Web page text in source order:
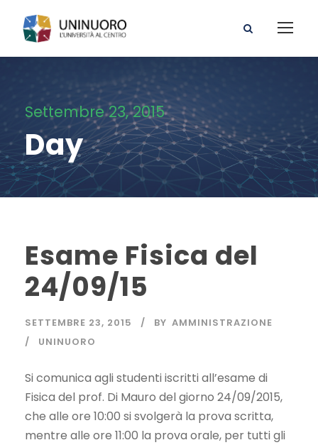
Settembre 23, 2015
Day
Esame Fisica del
24/09/15
SETTEMBRE 23, 2015 BY AMMINISTRAZIONE
UNINUORO
Si comunica agli studenti iscritti all’esame di
Fisica del prof. Di Mauro del giorno 24/09/2015,
che alle ore 10:00 si svolgerà la prova scritta,
mentre alle ore 11:00 la prova orale, per tutti gli